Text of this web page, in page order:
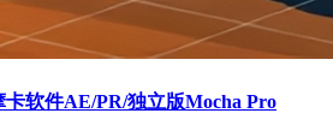
软件AE/PR/独立版Mocha Pro